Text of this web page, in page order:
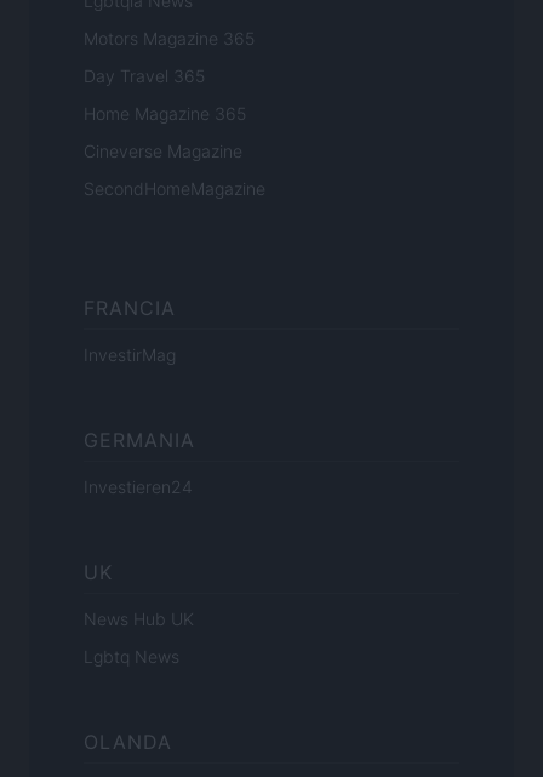
Motors Magazine 365
Day Travel 365
Home Magazine 365
Cineverse Magazine
SecondHomeMagazine
FRANCIA
InvestirMag
GERMANIA
Investieren24
UK
News Hub UK
Lgbtq News
OLANDA